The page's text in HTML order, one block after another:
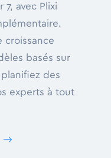
7, avec Plixi
croissance
basés sur
des
experts à tout